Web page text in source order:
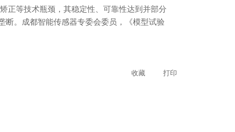
等技术瓶颈，其稳定性、可靠性达到并部分
断。成都智能传感器专委会委员，《模型试验
收藏 打印